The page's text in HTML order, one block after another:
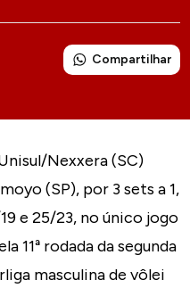
Compartilhar
Nexxera (SC)
(SP), por 3 sets a 1,
e 25/23, no único jogo
11ª rodada da segunda
masculina de vôlei